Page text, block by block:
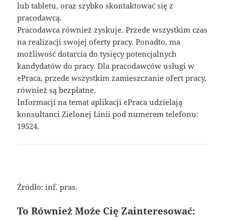
lub tabletu, oraz szybko skontaktować się z
pracodawcą.
Pracodawca również zyskuje. Przede wszystkim czas
na realizacji swojej oferty pracy. Ponadto, ma
możliwość dotarcia do tysięcy potencjalnych
kandydatów do pracy. Dla pracodawców usługi w
ePraca, przede wszystkim zamieszczanie ofert pracy,
również są bezpłatne.
Informacji na temat aplikacji ePraca udzielają
konsultanci Zielonej Linii pod numerem telefonu:
19524.
Źródło: inf. pras.
To Również Może Cię Zainteresować: